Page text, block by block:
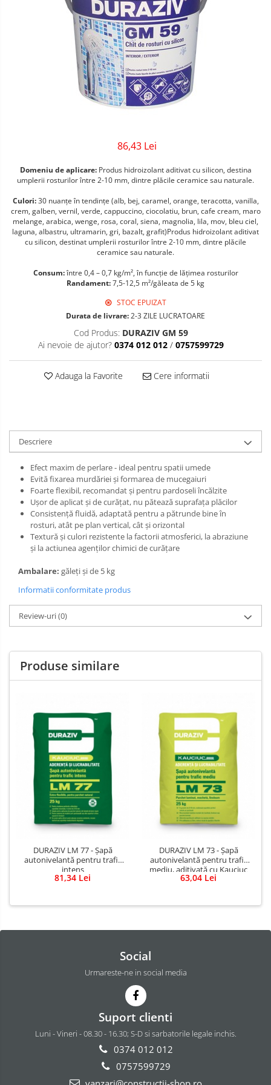
Sigurante Gewiss
Sigurante Legrand
Sigurante Schneider
Tablouri electrice
86,43 Lei
Domeniu de aplicare:Produs hidroizolant aditivat cu silicon, destina
umplerii rosturilor între 2-10 mm, dintre plăcile ceramice sau naturale.
Culori:30 nuanţe în tendinţe (alb, bej, caramel, orange, teracotta, vanilla,
crem, galben, vernil, verde, cappuccino, ciocolatiu, brun, cafe cream, maro
melange, arabica, wenge, rosa, coral, siena, magnolia, lila, mov, bleu ciel,
laguna, albastru, ultramarin, gri, bazalt, grafit)Produs hidroizolant aditivat
cu silicon, destinat umplerii rosturilor între 2-10 mm, dintre plăcile
ceramice sau naturale.
Consum:între 0,4 – 0,7 kg/m², în funcţie de lăţimea rosturilor
Randament:7,5-12,5 m²/găleata de 5 kg
STOC EPUIZAT
Durata de livrare:2-3 ZILE LUCRATOARE
Cod Produs: DURAZIV GM 59
Ai nevoie de ajutor? 0374 012 012 / 0757599729
Adauga la Favorite Cere informatii
Descriere
Efect maxim de perlare - ideal pentru spatii umede
Evită fixarea murdăriei şi formarea de mucegaiuri
Foarte flexibil, recomandat şi pentru pardoseli încălzite
Uşor de aplicat și de curăţat, nu pătează suprafaţa plăcilor
Consistenţă fluidă, adaptată pentru a pătrunde bine în
rosturi, atât pe plan vertical, cât şi orizontal
Textură și culori rezistente la factorii atmosferici, la abraziune
şi la actiunea agenţilor chimici de curăţare
Ambalare: găleţi şi de 5 kg
Informatii conformitate produs
Review-uri(0)
Produse similare
DURAZIV LM 77 - Șapă
autonivelantă pentru trafic
intens
81,34 Lei
DURAZIV LM 73 - Șapă
autonivelantă pentru trafic
mediu, aditivată cu Kauciuc
63,04 Lei
Social
Urmareste-ne in social media
Suport clienti
Luni - Vineri - 08.30 - 16.30; S-D si sarbatorile legale inchis.
0374 012 012
0757599729